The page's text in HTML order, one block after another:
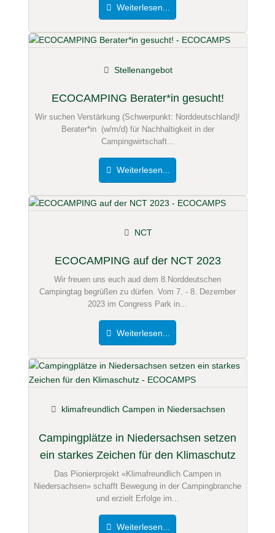
Weiterlesen...
ECOCAMPING Berater*in gesucht!
Stellenangebot
Wir suchen Verstärkung (Schwerpunkt: Norddeutschland)!
Berater*in (w/m/d) für Nachhaltigkeit in der
Campingwirtschaft...
Weiterlesen...
ECOCAMPING auf der NCT 2023
NCT
Wir freuen uns euch aud dem 8.Norddeutschen
Campingtag begrüßen zu dürfen. Vom 7. - 8. Dezember
2023 im Congress Park in...
Weiterlesen...
Campingplätze in Niedersachsen setzen
ein starkes Zeichen für den Klimaschutz
klimafreundlich Campen in Niedersachsen
Das Pionierprojekt «Klimafreundlich Campen in
Niedersachsen» schafft Bewegung in der Campingbranche
und erzielt Erfolge im...
Weiterlesen...